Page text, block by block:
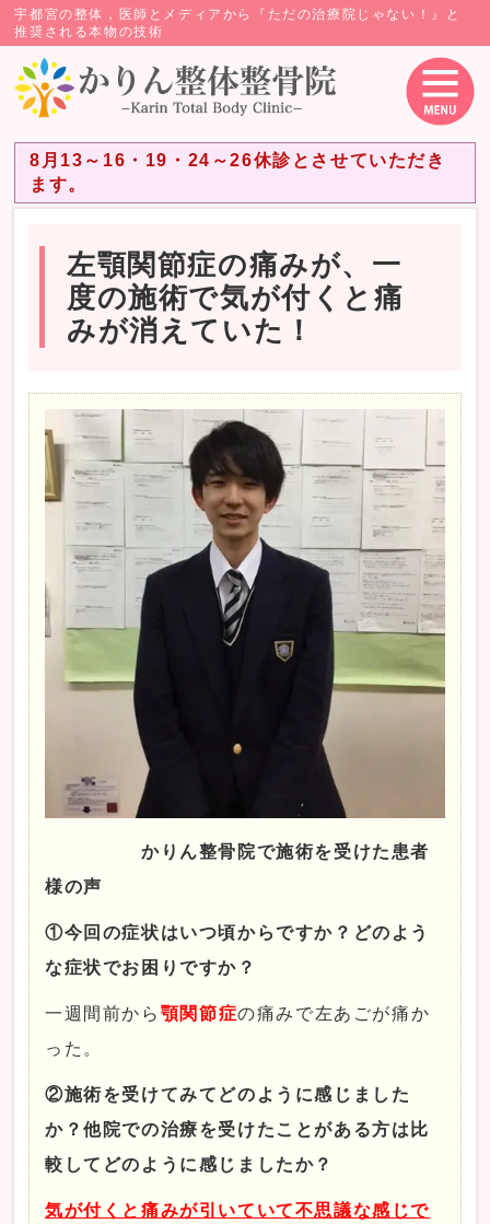
宇都宮の整体，医師とメディアから『ただの治療院じゃない！』と
推奨される本物の技術
8月13～16・19・24～26休診とさせていただき
ます。
左顎関節症の痛みが、一
度の施術で気が付くと痛
みが消えていた！
かりん整骨院で施術を受けた患者
様の声
①今回の症状はいつ頃からですか？どのよう
な症状でお困りですか？
一週間前から 顎関節症の痛みで左あごが痛か
った。
②施術を受けてみてどのように感じました
か？他院での治療を受けたことがある方は比
較してどのように感じましたか？
気が付くと痛みが引いていて不思議な感じで